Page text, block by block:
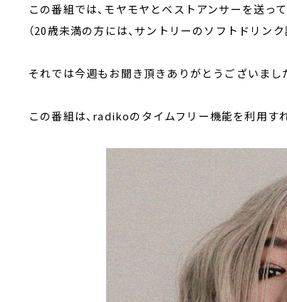
この番組では、モヤモヤとベストアンサーを送っ
（20歳未満の方には、サントリーのソフトドリン
それでは今週もお聞き頂きありがとうございまし
この番組は、radikoのタイムフリー機能を利用す